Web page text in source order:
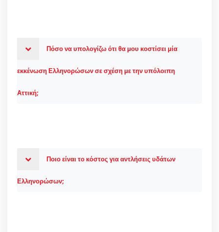
Πόσο να υπολογίζω ότι θα μου κοστίσει μία
εκκένωση Ελληνορώσων σε σχέση με την υπόλοιπη
Αττική;
Ποιο είναι το κόστος για αντλήσεις υδάτων
Ελληνορώσων;